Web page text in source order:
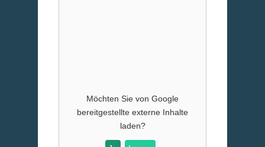
Möchten Sie von Google
bereitgestellte externe Inhalte
laden?